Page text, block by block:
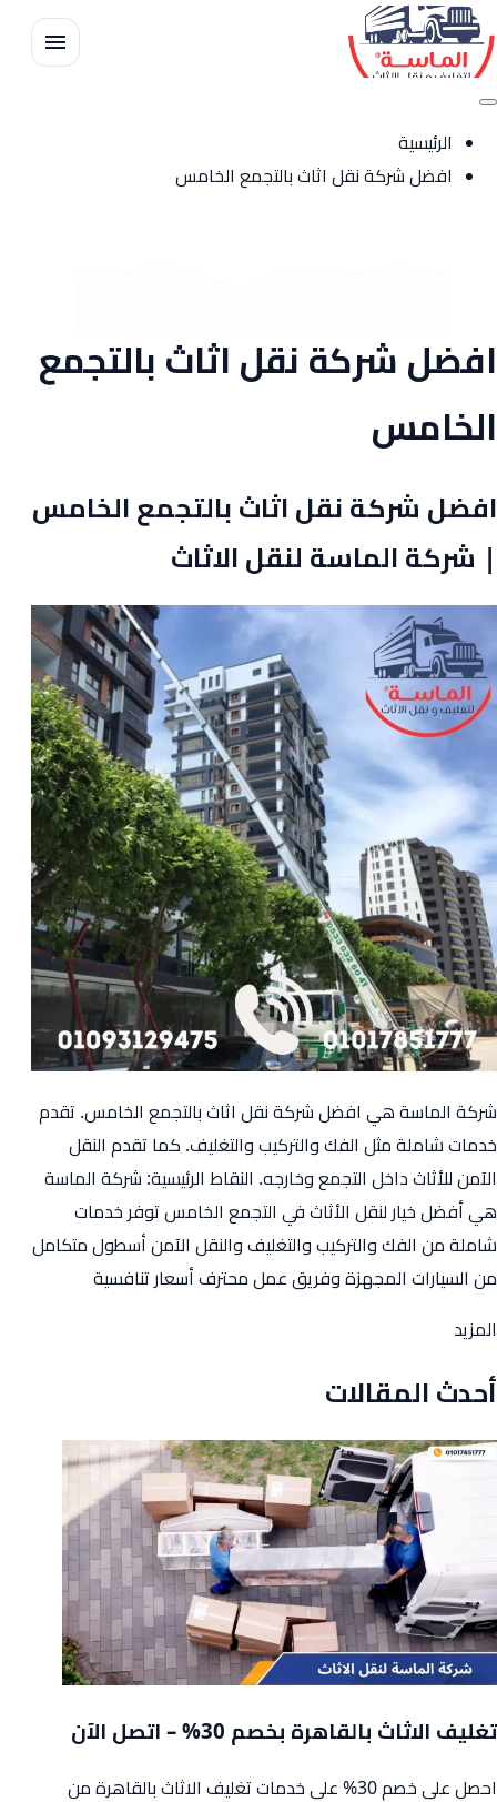
الرئيسية
المدونة
الرئيسية
افضل شركة نقل اثاث بالتجمع الخامس
افضل شركة نقل اثاث بالتجمع
الخامس
افضل شركة نقل اثاث بالتجمع الخامس
| شركة الماسة لنقل الاثاث
شركة الماسة هي افضل شركة نقل اثاث بالتجمع الخامس. تقدم
خدمات شاملة مثل الفك والتركيب والتغليف. كما تقدم النقل
الآمن للأثاث داخل التجمع وخارجه. النقاط الرئيسية: شركة الماسة
هي أفضل خيار لنقل الأثاث في التجمع الخامس توفر خدمات
شاملة من الفك والتركيب والتغليف والنقل الآمن أسطول متكامل
من السيارات المجهزة وفريق عمل محترف أسعار تنافسية
المزيد
شركة
اثاث
بالتجمع
الخامس
شركة
الماسة
لنقل
الاثاث
أحدث المقالات
تغليف الاثاث بالقاهرة بخصم 30% – اتصل الآن
احصل على خصم 30% على خدمات تغليف الاثاث بالقاهرة من